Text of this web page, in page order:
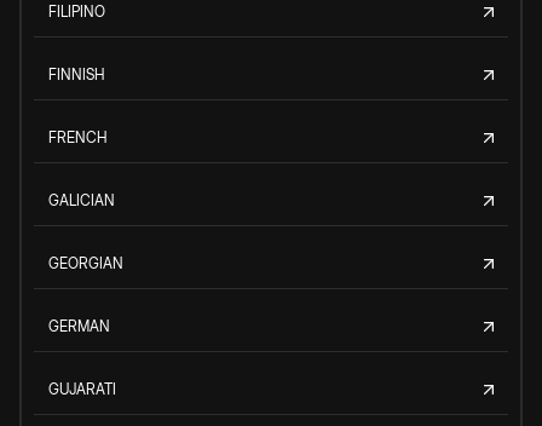
FILIPINO
FINNISH
FRENCH
GALICIAN
GEORGIAN
GERMAN
GUJARATI